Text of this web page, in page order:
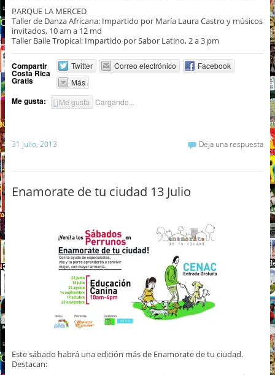
PARQUE LA MERCED
Taller de Danza Africana: Impartido por María Laura Castro y músicos
invitados, 10 am a 12 md
Taller Baile Tropical: Impartido por Sabor Latino, 2 a 3 pm
Compartir
Costa Rica
Gratis
Twitter Correo electrónico
Facebook
Más
Me gusta: Me gusta Cargando...
31 julio, 2013 Deja una respuesta
Enamorate de tu ciudad 13 Julio
Este sábado habrá una edición más de Enamorate de tu ciudad.
Destacan: